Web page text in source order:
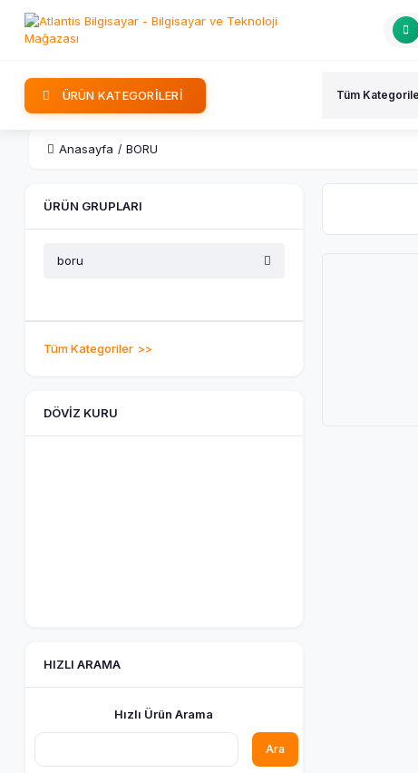
ÜRÜN KATEGORİLERİ
Anasayfa BORU
ÜRÜN GRUPLARI
boru
Tüm Kategoriler
DÖVIZ KURU
HIZLI ARAMA
Hızlı Ürün Arama
Ara